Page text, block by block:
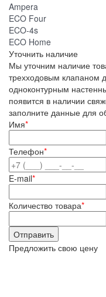
Ampera
ECO Four
ECO-4s
ECO Home
Уточнить наличие
Мы уточним наличие
трехходовым клапаном
одноконтурным
появится в наличии
заполните данные для
Имя*
Телефон*
E-mail*
Количество товара*
Предложить свою цену